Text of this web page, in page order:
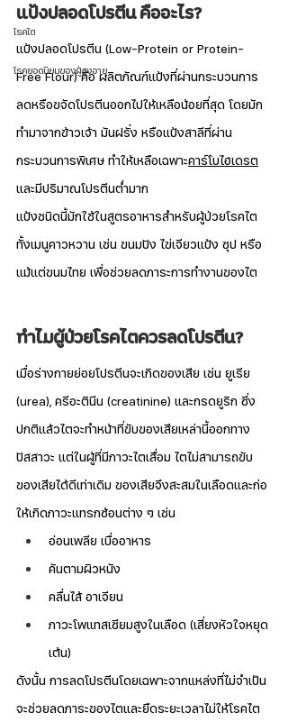
โรคไต
โรคยอดนิยมของผู้สูงอายุ
แป้งปลอดโปรตีน คืออะไร?
แป้งปลอดโปรตีน (Low-Protein or Protein-
Free Flour) คือ ผลิตภัณฑ์แป้งที่ผ่านกระบวนการ
ลดหรือขจัดโปรตีนออกไปให้เหลือน้อยที่สุด โดยมัก
ทำมาจากข้าวเจ้า มันฝรั่ง หรือแป้งสาลีที่ผ่าน
กระบวนการพิเศษ ทำให้เหลือเฉพาะคาร์โบไฮเดรต
และมีปริมาณโปรตีนต่ำมาก
แป้งชนิดนี้มักใช้ในสูตรอาหารสำหรับผู้ป่วยโรคไต
ทั้งเมนูคาวหวาน เช่น ขนมปัง ไข่เจียวแป้ง ซุป หรือ
แม้แต่ขนมไทย เพื่อช่วยลดภาระการทำงานของไต
ทำไมผู้ป่วยโรคไตควรลดโปรตีน?
เมื่อร่างกายย่อยโปรตีนจะเกิดของเสีย เช่น ยูเรีย
(urea), ครีอะตินีน (creatinine) และกรดยูริก ซึ่ง
ปกติแล้วไตจะทำหน้าที่ขับของเสียเหล่านี้ออกทาง
ปัสสาวะ แต่ในผู้ที่มีภาวะไตเสื่อม ไตไม่สามารถขับ
ของเสียได้ดีเท่าเดิม ของเสียจึงสะสมในเลือดและก่อ
ให้เกิดภาวะแทรกซ้อนต่าง ๆ เช่น
อ่อนเพลีย เบื่ออาหาร
คันตามผิวหนัง
คลื่นไส้ อาเจียน
ภาวะโพแทสเซียมสูงในเลือด (เสี่ยงหัวใจหยุด
เต้น)
ดังนั้น การลดโปรตีนโดยเฉพาะจากแหล่งที่ไม่จำเป็น
จะช่วยลดภาระของไตและยืดระยะเวลาไม่ให้โรคไต